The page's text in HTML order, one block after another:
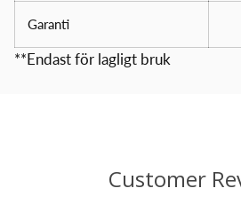
Garanti
**Endast för lagligt bruk
Customer